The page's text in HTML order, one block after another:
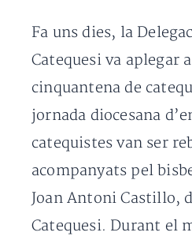
Fa uns dies, la
Catequesi va aplegar
cinquantena de
jornada diocesana
catequistes van ser
acompanyats pel
Joan Antoni Castillo,
Catequesi. Durant el